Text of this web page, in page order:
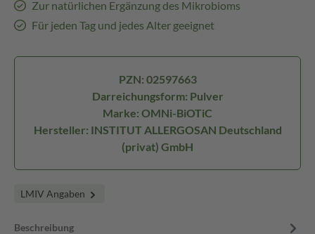
Zur natürlichen Ergänzung des Mikrobioms
Für jeden Tag und jedes Alter geeignet
PZN: 02597663
Darreichungsform: Pulver
Marke: OMNi-BiOTiC
Hersteller: INSTITUT ALLERGOSAN Deutschland
(privat) GmbH
LMIV Angaben
Beschreibung